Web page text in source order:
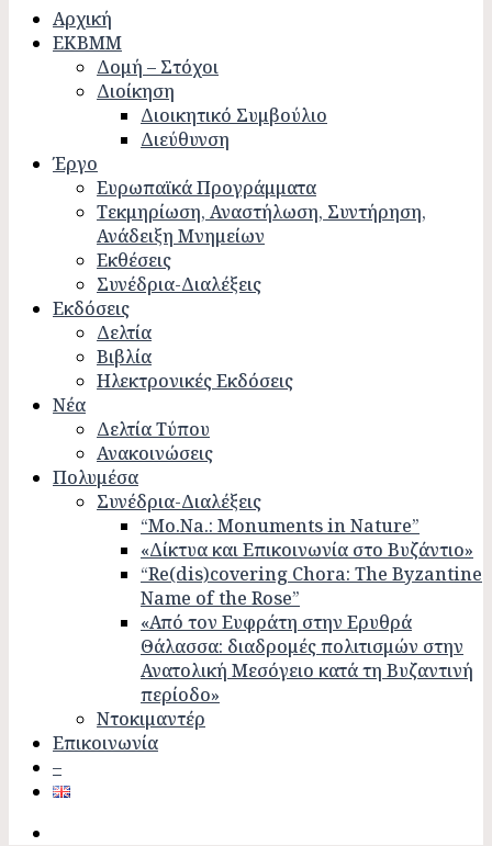
Αρχική
ΕΚΒΜΜ
Δομή – Στόχοι
Διοίκηση
Διοικητικό Συμβούλιο
Διεύθυνση
Έργο
Ευρωπαϊκά Προγράμματα
Τεκμηρίωση, Αναστήλωση, Συντήρηση,
Ανάδειξη Μνημείων
Εκθέσεις
Συνέδρια-Διαλέξεις
Εκδόσεις
Δελτία
Βιβλία
Ηλεκτρονικές Εκδόσεις
Νέα
Δελτία Τύπου
Ανακοινώσεις
Πολυμέσα
Συνέδρια-Διαλέξεις
“Mo.Na.: Monuments in Nature”
«Δίκτυα και Επικοινωνία στο Βυζάντιο»
“Re(dis)covering Chora: The Byzantine
Name of the Rose”
«Από τον Ευφράτη στην Ερυθρά
Θάλασσα: διαδρομές πολιτισμών στην
Ανατολική Μεσόγειο κατά τη Βυζαντινή
περίοδο»
Ντοκιμαντέρ
Επικοινωνία
–